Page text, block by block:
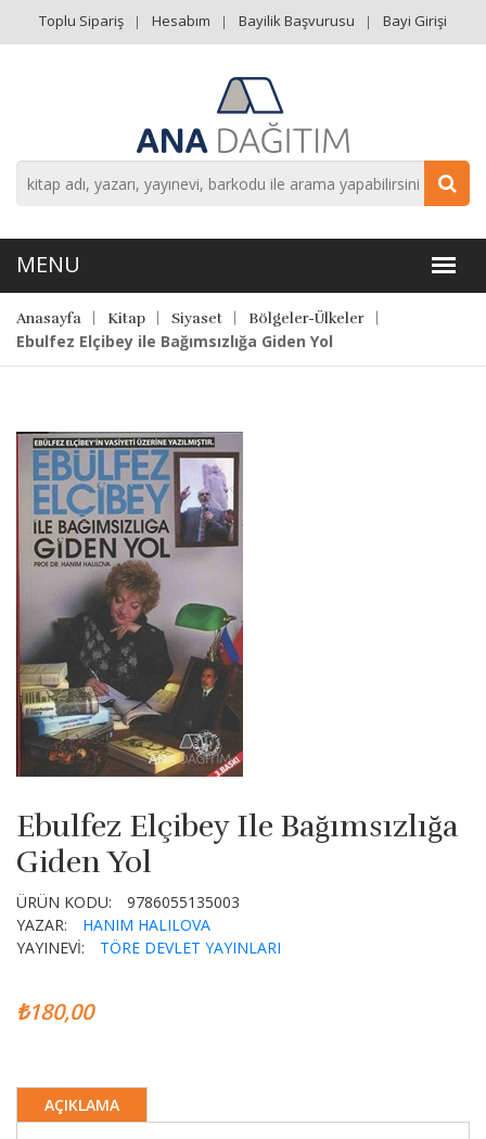
Toplu Sipariş Hesabım Bayilik Başvurusu Bayi Girişi
Anasayfa Kitap Siyaset Bölgeler-Ülkeler
Ebulfez Elçibey ile Bağımsızlığa Giden Yol
Ebulfez Elçibey Ile Bağımsızlığa
Giden Yol
ÜRÜN KODU:
9786055135003
YAZAR:
HANIM HALILOVA
YAYINEVİ:
TÖRE DEVLET YAYINLARI
₺180,00
AÇIKLAMA